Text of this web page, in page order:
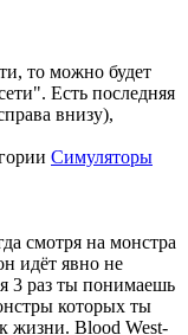
то можно будет
Есть последняя
внизу),
Симуляторы
смотря на монстра
идёт явно не
3 раз ты понимаешь
которых ты
жизни. Blood West-